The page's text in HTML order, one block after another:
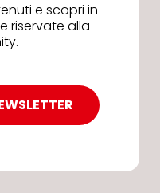
e scopri in
riservate alla